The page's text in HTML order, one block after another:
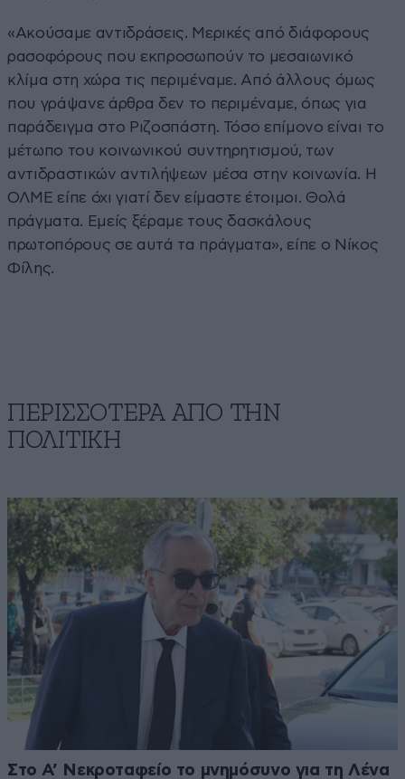
«Ακούσαμε αντιδράσεις. Μερικές από διάφορους
ρασοφόρους που εκπροσωπούν το μεσαιωνικό
κλίμα στη χώρα τις περιμέναμε. Από άλλους όμως
που γράψανε άρθρα δεν το περιμέναμε, όπως για
παράδειγμα στο Ριζοσπάστη. Τόσο επίμονο είναι το
μέτωπο του κοινωνικού συντηρητισμού, των
αντιδραστικών αντιλήψεων μέσα στην κοινωνία. Η
ΟΛΜΕ είπε όχι γιατί δεν είμαστε έτοιμοι. Θολά
πράγματα. Εμείς ξέραμε τους δασκάλους
πρωτοπόρους σε αυτά τα πράγματα», είπε ο Νίκος
Φίλης.
ΠΕΡΙΣΣΟΤΕΡΑ ΑΠΟ ΤΗΝ
ΠΟΛΙΤΙΚΗ
Στο Α’ Νεκροταφείο το μνημόσυνο για τη Λένα